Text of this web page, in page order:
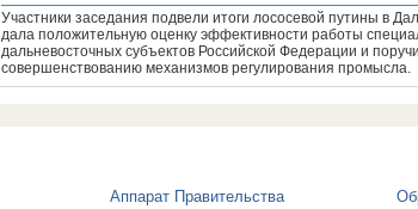
Участники заседания подвели итоги лососевой путины в
дала положительную оценку эффективности работы
дальневосточных субъектов Российской Федерации и
совершенствованию механизмов регулирования промысла.
Аппарат Правительства